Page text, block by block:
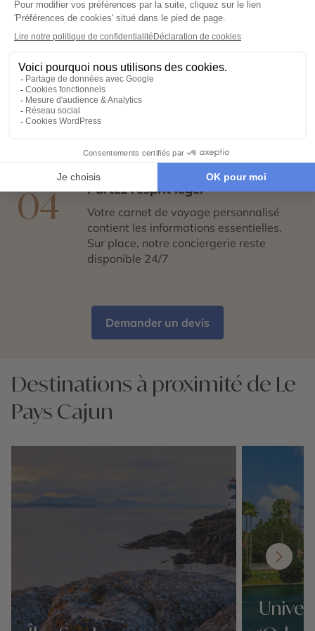
02
Échangez avec un conseiller-expert
pour créer un voyage à votre image,
03 Réservez en toute sérénité
Hébergements, transports, formalités,
expériences exclusives : nous nous
qu’à partir !
04 Partez l’esprit léger
Votre carnet de voyage personnalisé
contient les informations essentielles.
Sur place, notre conciergerie reste
disponible 24/7
Demander un devis
Destinations à proximité de Le
Pays Cajun